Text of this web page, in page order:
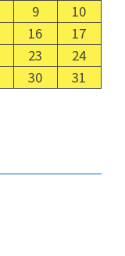
9
10
16
17
23
24
30 31